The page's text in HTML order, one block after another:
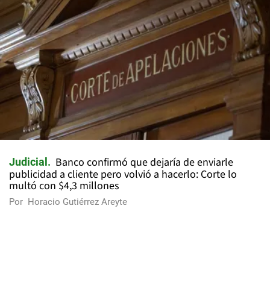
Judicial
Banco confirmó que dejaría de enviarle
publicidad a cliente pero volvió a hacerlo: Corte lo
multó con $4,3 millones
Por Horacio Gutiérrez Areyte